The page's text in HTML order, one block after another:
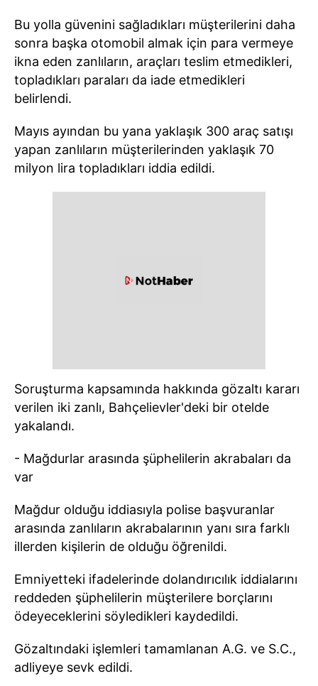
Bu yolla güvenini sağladıkları müşterilerini daha
sonra başka otomobil almak için para vermeye
ikna eden zanlıların, araçları teslim etmedikleri,
topladıkları paraları da iade etmedikleri
belirlendi.
Mayıs ayından bu yana yaklaşık 300 araç satışı
yapan zanlıların müşterilerinden yaklaşık 70
milyon lira topladıkları iddia edildi.
Soruşturma kapsamında hakkında gözaltı kararı
verilen iki zanlı, Bahçelievler'deki bir otelde
yakalandı.
- Mağdurlar arasında şüphelilerin akrabaları da
var
Mağdur olduğu iddiasıyla polise başvuranlar
arasında zanlıların akrabalarının yanı sıra farklı
illerden kişilerin de olduğu öğrenildi.
Emniyetteki ifadelerinde dolandırıcılık iddialarını
reddeden şüphelilerin müşterilere borçlarını
ödeyeceklerini söyledikleri kaydedildi.
Gözaltındaki işlemleri tamamlanan A.G. ve S.C.,
adliyeye sevk edildi.